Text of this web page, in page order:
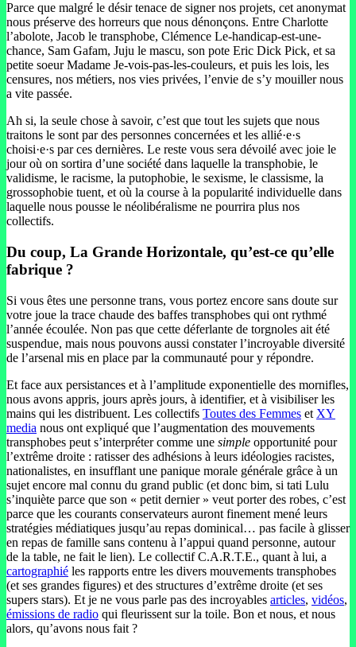
Parce que malgré le désir tenace de signer nos projets, cet anonymat
nous préserve des horreurs que nous dénonçons. Entre Charlotte
l’abolote, Jacob le transphobe, Clémence Le-handicap-est-une-
chance, Sam Gafam, Juju le mascu, son pote Eric Dick Pick, et sa
petite soeur Madame Je-vois-pas-les-couleurs, et puis les lois, les
censures, nos métiers, nos vies privées, l’envie de s’y mouiller nous
a vite passée.
Ah si, la seule chose à savoir, c’est que tout les sujets que nous
traitons le sont par des personnes concernées et les allié·e·s
choisi·e·s par ces dernières. Le reste vous sera dévoilé avec joie le
jour où on sortira d’une société dans laquelle la transphobie, le
validisme, le racisme, la putophobie, le sexisme, le classisme, la
grossophobie tuent, et où la course à la popularité individuelle dans
laquelle nous pousse le néolibéralisme ne pourrira plus nos
collectifs.
Du coup, La Grande Horizontale, qu’est-ce qu’elle
fabrique ?
Si vous êtes une personne trans, vous portez encore sans doute sur
votre joue la trace chaude des baffes transphobes qui ont rythmé
l’année écoulée. Non pas que cette déferlante de torgnoles ait été
suspendue, mais nous pouvons aussi constater l’incroyable diversité
de l’arsenal mis en place par la communauté pour y répondre.
Et face aux persistances et à l’amplitude exponentielle des mornifles,
nous avons appris, jours après jours, à identifier, et à visibiliser les
mains qui les distribuent. Les collectifs Toutes des Femmes et XY
media nous ont expliqué que l’augmentation des mouvements
transphobes peut s’interpréter comme une simple opportunité pour
l’extrême droite : ratisser des adhésions à leurs idéologies racistes,
nationalistes, en insufflant une panique morale générale grâce à un
sujet encore mal connu du grand public (et donc bim, si tati Lulu
s’inquiète parce que son « petit dernier » veut porter des robes, c’est
parce que les courants conservateurs auront finement mené leurs
stratégies médiatiques jusqu’au repas dominical… pas facile à glisser
en repas de famille sans contenu à l’appui quand personne, autour
de la table, ne fait le lien). Le collectif C.A.R.T.E., quant à lui, a
cartographié les rapports entre les divers mouvements transphobes
(et ses grandes figures) et des structures d’extrême droite (et ses
supers stars). Et je ne vous parle pas des incroyables articles, vidéos,
émissions de radio qui fleurissent sur la toile. Bon et nous, et nous
alors, qu’avons nous fait ?